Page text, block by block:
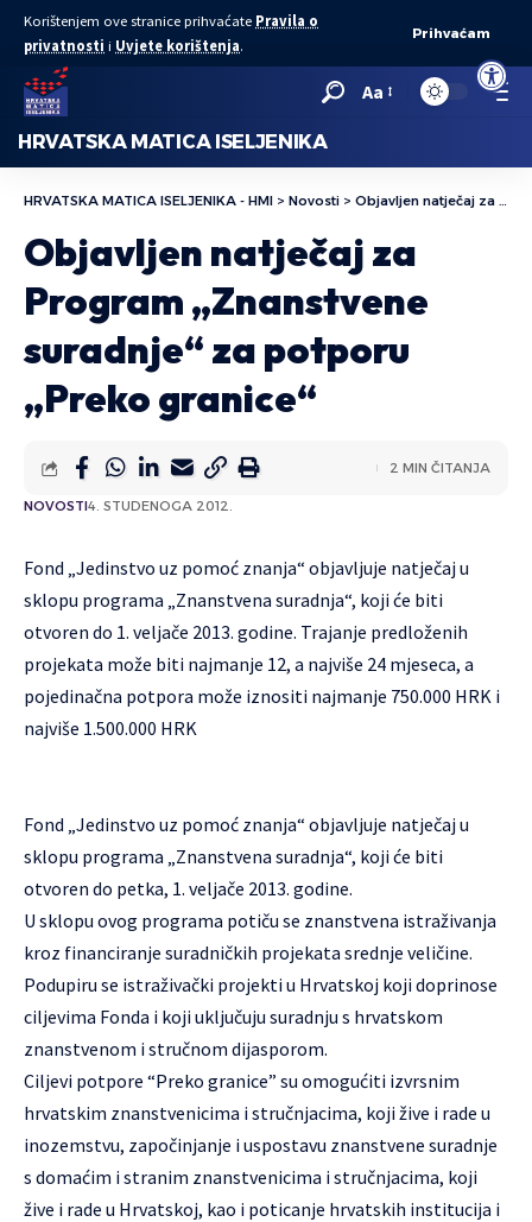
Open
Korištenjem ove stranice prihvaćate Pravila o
privatnosti i Uvjete korištenja.
Prihvaćam
Aa
HRVATSKA MATICA ISELJENIKA
HRVATSKA MATICA ISELJENIKA - HMI > Novosti > Objavljen natječaj za Program „Znanstvene suradnje“ za potporu „Preko granice“
Objavljen natječaj za
Program „Znanstvene
suradnje“ za potporu
„Preko granice“
NOVOSTI4. STUDENOGA 2012.
2 MIN ČITANJA
Fond „Jedinstvo uz pomoć znanja“ objavljuje natječaj u
sklopu programa „Znanstvena suradnja“, koji će biti
otvoren do 1. veljače 2013. godine. Trajanje predloženih
projekata može biti najmanje 12, a najviše 24 mjeseca, a
pojedinačna potpora može iznositi najmanje 750.000 HRK i
najviše 1.500.000 HRK
Fond „Jedinstvo uz pomoć znanja“ objavljuje natječaj u
sklopu programa „Znanstvena suradnja“, koji će biti
otvoren do petka, 1. veljače 2013. godine.
U sklopu ovog programa potiču se znanstvena istraživanja
kroz financiranje suradničkih projekata srednje veličine.
Podupiru se istraživački projekti u Hrvatskoj koji doprinose
ciljevima Fonda i koji uključuju suradnju s hrvatskom
znanstvenom i stručnom dijasporom.
Ciljevi potpore “Preko granice” su omogućiti izvrsnim
hrvatskim znanstvenicima i stručnjacima, koji žive i rade u
inozemstvu, započinjanje i uspostavu znanstvene suradnje
s domaćim i stranim znanstvenicima i stručnjacima, koji
žive i rade u Hrvatskoj, kao i poticanje hrvatskih institucija i